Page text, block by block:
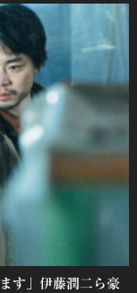
す」伊藤潤二ら豪